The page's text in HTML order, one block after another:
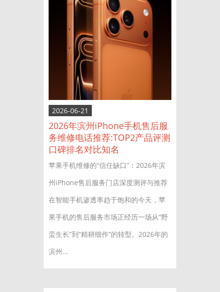
2026-06-21
2026年滨州iPhone手机售后服
务维修电话推荐:TOP2产品评测
口碑排名对比知名
苹果手机维修的“信任缺口”：2026年滨
州iPhone售后服务门店深度测评与推荐
在智能手机渗透率趋于饱和的今天，苹
果手机的售后服务市场正经历一场从“野
蛮生长”到“精耕细作”的转型。2026年的
滨州...